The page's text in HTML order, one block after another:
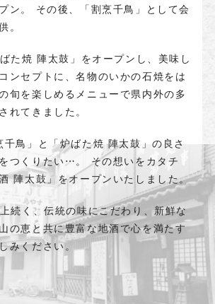
ン。
その後、「割烹千鳥」として会
。
た焼 陣太鼓」をオープンし、美味し
ンセプトに、名物のいかの石焼をは
旬を楽しめるメニューで県内外の多
れてきました。
千鳥」と「炉ばた焼 陣太鼓」の良さ
つくりたい⋯。
その想いをカタチ
陣太鼓」をオープンいたしました。
続く、伝統の味にこだわり、新鮮な
の恵と共に豊富な地酒で心を満たす
みください。